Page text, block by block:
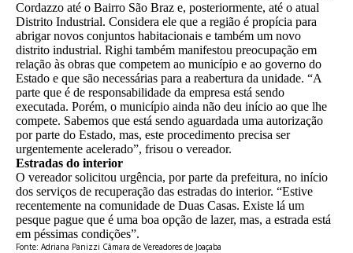
Cordazzo até o Bairro São Braz e, posteriormente, até o atual
Distrito Industrial. Considera ele que a região é propícia para
abrigar novos conjuntos habitacionais e também um novo
distrito industrial. Righi também manifestou preocupação em
relação às obras que competem ao município e ao governo do
Estado e que são necessárias para a reabertura da unidade. “A
parte que é de responsabilidade da empresa está sendo
executada. Porém, o município ainda não deu início ao que lhe
compete. Sabemos que está sendo aguardada uma autorização
por parte do Estado, mas, este procedimento precisa ser
urgentemente acelerado”, frisou o vereador.
Estradas do interior
O vereador solicitou urgência, por parte da prefeitura, no início
dos serviços de recuperação das estradas do interior. “Estive
recentemente na comunidade de Duas Casas. Existe lá um
pesque pague que é uma boa opção de lazer, mas, a estrada está
em péssimas condições”.
Fonte: Adriana Panizzi Câmara de Vereadores de Joaçaba